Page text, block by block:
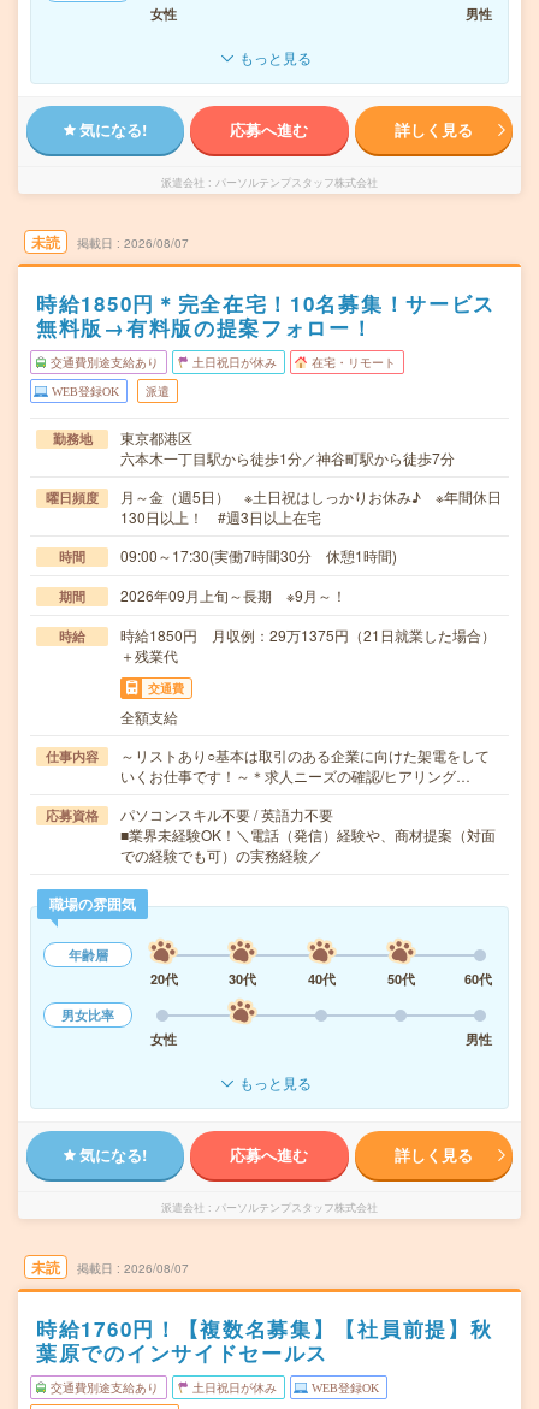
女性
男性
もっと見る
気になる! 応募へ進む 詳しく見る
派遣会社 パーソルテンプスタッフ株式会社
未読 掲載日 2026/08/07
時給1850円＊完全在宅！10名募集！サービス
無料版→有料版の提案フォロー！
交通費別途支給あり 土日祝日が休み 在宅・リモート
WEB登録OK 派遣
勤務地
東京都港区
六本木一丁目駅から徒歩1分／神谷町駅から徒歩7分
曜日頻度
月～金（週5日） ※土日祝はしっかりお休み♪ ※年間休日
130日以上！ #週3日以上在宅
時間 09:00～17:30(実働7時間30分 休憩1時間)
期間 2026年09月上旬～長期 ※9月～！
時給
時給1850円 月収例：29万1375円（21日就業した場合）
＋残業代
交通費
全額支給
仕事内容
～リストあり○基本は取引のある企業に向けた架電をして
いくお仕事です！～＊求人ニーズの確認/ヒアリング…
応募資格
パソコンスキル不要 / 英語力不要
■業界未経験OK！＼電話（発信）経験や、商材提案（対面
での経験でも可）の実務経験／
職場の雰囲気
年齢層
20代
30代 40代 50代
60代
男女比率
女性
男性
もっと見る
気になる! 応募へ進む 詳しく見る
派遣会社 パーソルテンプスタッフ株式会社
未読 掲載日 2026/08/07
時給1760円！【複数名募集】【社員前提】秋
葉原でのインサイドセールス
交通費別途支給あり 土日祝日が休み WEB登録OK